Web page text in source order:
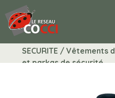
SECURITE /
et parkas de sécurité